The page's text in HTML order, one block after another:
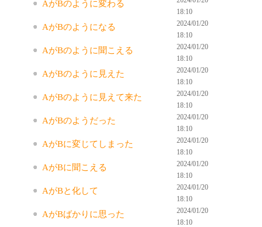
AがBのように変わる
18:10
AがBのようになる
2024/01/20
18:10
AがBのように聞こえる
2024/01/20
18:10
AがBのように見えた
2024/01/20
18:10
AがBのように見えて来た
2024/01/20
18:10
AがBのようだった
2024/01/20
18:10
AがBに変じてしまった
2024/01/20
18:10
AがBに聞こえる
2024/01/20
18:10
AがBと化して
2024/01/20
18:10
AがBばかりに思った
2024/01/20
18:10